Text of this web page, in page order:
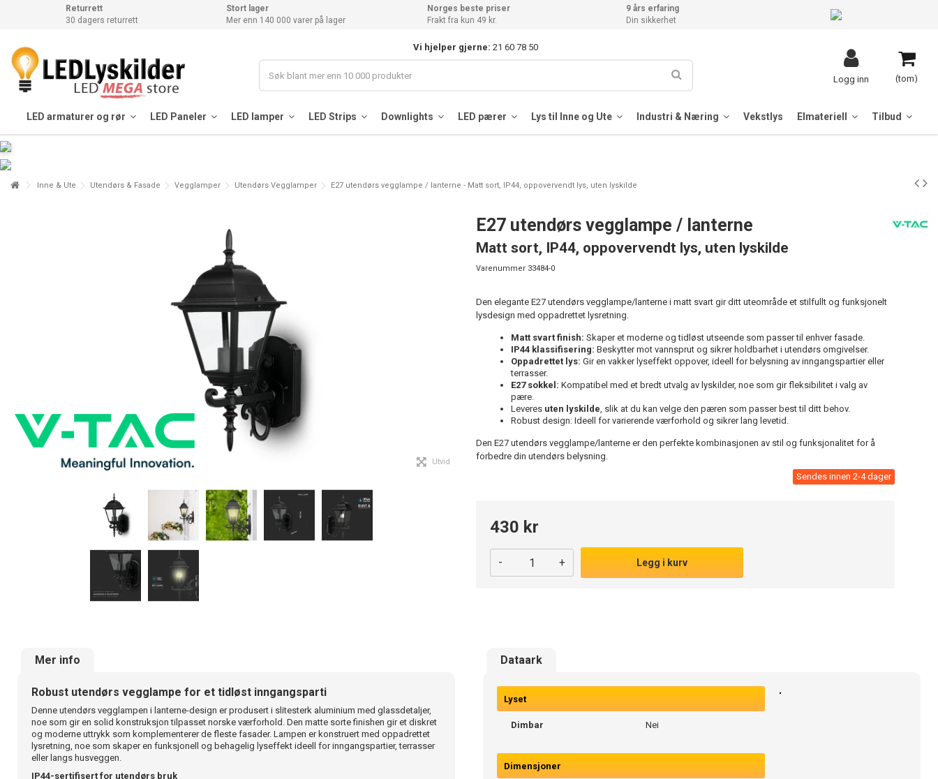
Returrett
30 dagers returrett
Stort lager
Mer enn 140 000 varer på lager
Norges beste priser
Frakt fra kun 49 kr.
9 års erfaring
Din sikkerhet
Vi hjelper gjerne: 21 60 78 50
(tom)
Logg inn
LED armaturer og rør LED Paneler LED lamper LED Strips Downlights LED pærer Lys til Inne og Ute Industri & Næring Vekstlys Elmateriell Tilbud
Inne & Ute Utendørs & Fasade Vegglamper Utendørs Vegglamper E27 utendørs vegglampe / lanterne - Matt sort, IP44, oppovervendt lys, uten lyskilde
Utvid
E27 utendørs vegglampe / lanterne
Matt sort, IP44, oppovervendt lys, uten lyskilde
Varenummer 33484-0
Den elegante E27 utendørs vegglampe/lanterne i matt svart gir ditt uteområde et stilfullt og funksjonelt
lysdesign med oppadrettet lysretning.
Matt svart finish: Skaper et moderne og tidløst utseende som passer til enhver fasade.
IP44 klassifisering: Beskytter mot vannsprut og sikrer holdbarhet i utendørs omgivelser.
Oppadrettet lys: Gir en vakker lyseffekt oppover, ideell for belysning av inngangspartier eller
terrasser.
E27 sokkel: Kompatibel med et bredt utvalg av lyskilder, noe som gir fleksibilitet i valg av
pære.
Leveres uten lyskilde, slik at du kan velge den pæren som passer best til ditt behov.
Robust design: Ideell for varierende værforhold og sikrer lang levetid.
Den E27 utendørs vegglampe/lanterne er den perfekte kombinasjonen av stil og funksjonalitet for å
forbedre din utendørs belysning.
Sendes innen 2-4 dager
430 kr
- + Legg i kurv
Mer info Dataark
Robust utendørs vegglampe for et tidløst inngangsparti
Denne utendørs vegglampen i lanterne-design er produsert i slitesterk aluminium med glassdetaljer,
noe som gir en solid konstruksjon tilpasset norske værforhold. Den matte sorte finishen gir et diskret
og moderne uttrykk som komplementerer de fleste fasader. Lampen er konstruert med oppadrettet
lysretning, noe som skaper en funksjonell og behagelig lyseffekt ideell for inngangspartier, terrasser
eller langs husveggen.
IP44-sertifisert for utendørs bruk
Lyset
Dimbar Nei
Dimensjoner